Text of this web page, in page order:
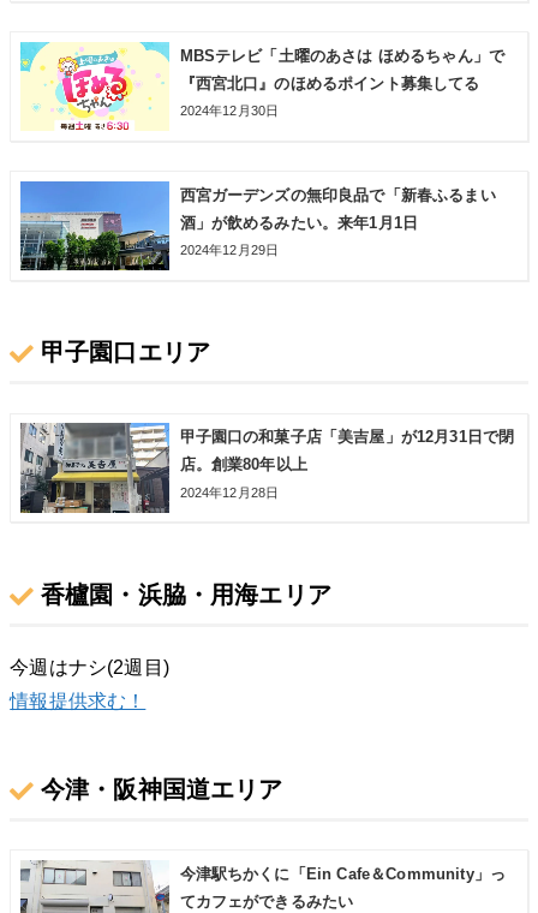
MBSテレビ「土曜のあさは ほめるちゃん」で
『西宮北口』のほめるポイント募集してる
2024年12月30日
西宮ガーデンズの無印良品で「新春ふるまい
酒」が飲めるみたい。来年1月1日
2024年12月29日
甲子園口エリア
甲子園口の和菓子店「美吉屋」が12月31日で閉
店。創業80年以上
2024年12月28日
香櫨園・浜脇・用海エリア
今週はナシ(2週目)
情報提供求む！
今津・阪神国道エリア
今津駅ちかくに「Ein Cafe＆Community」っ
てカフェができるみたい